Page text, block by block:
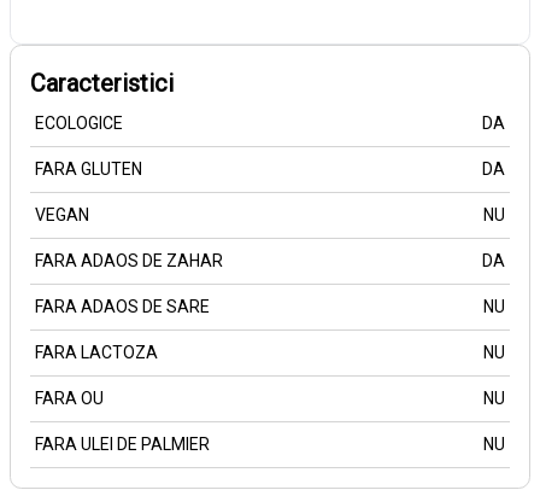
Caracteristici
ECOLOGICE DA
FARA GLUTEN DA
VEGAN NU
FARA ADAOS DE ZAHAR DA
FARA ADAOS DE SARE NU
FARA LACTOZA NU
FARA OU NU
FARA ULEI DE PALMIER NU